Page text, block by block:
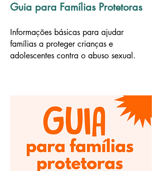
Guia para Famílias Protetoras
Informações básicas para ajudar
famílias a proteger crianças e
adolescentes contra o abuso sexual.